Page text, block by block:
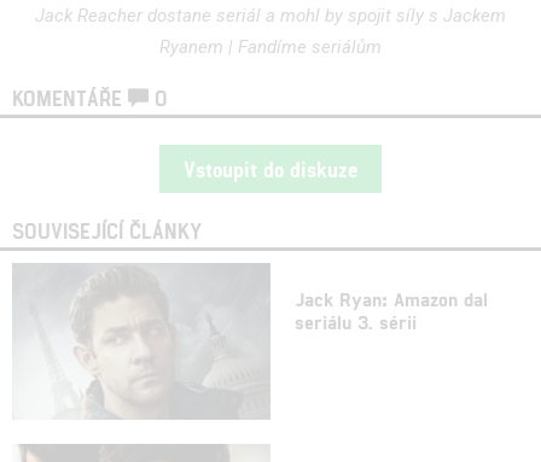
Jack Reacher dostane seriál a mohl by spojit síly s Jackem
Ryanem | Fandíme seriálům
KOMENTÁŘE 0
Vstoupit do diskuze
SOUVISEJÍCÍ ČLÁNKY
Jack Ryan: Amazon dal
seriálu 3. sérii